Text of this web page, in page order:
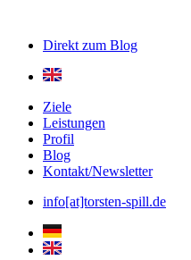
Direkt zum Blog
Ziele
Leistungen
Profil
Blog
Kontakt/Newsletter
info[at]torsten-spill.de